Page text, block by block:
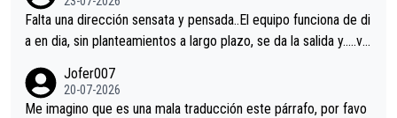
Falta una dirección sensata y pensada..El equipo funciona de di
a en dia, sin planteamientos a largo plazo, se da la salida y…..ve
Minguez, Velez etc etc.Me da pena vivir estos momentos tan
tristes sin victorias.
Jofer007
20-07-2026
Me imagino que es una mala traducción este párrafo, por favo